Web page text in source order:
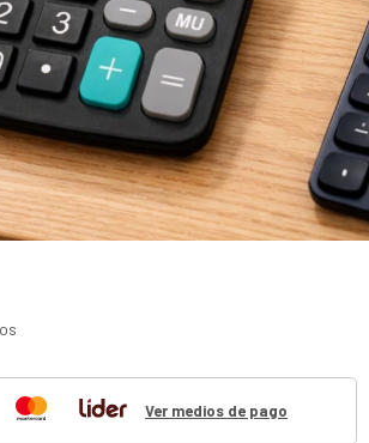
Ver medios de pago